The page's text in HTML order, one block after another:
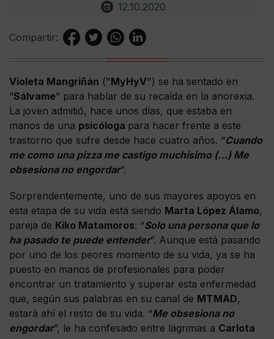
12.10.2020
Compartir:
Violeta Mangriñán ("MyHyV") se ha sentado en
“Sálvame” para hablar de su recaída en la anorexia.
La joven admitió, hace unos días, que estaba en
manos de una psicóloga para hacer frente a este
trastorno que sufre desde hace cuatro años. “Cuando
me como una pizza me castigo muchísimo (…) Me
obsesiona no engordar”.
Sorprendentemente, uno de sus mayores apoyos en
esta etapa de su vida está siendo Marta López Álamo,
pareja de Kiko Matamoros: “Solo una persona que lo
ha pasado te puede entender”. Aunque está pasando
por uno de los peores momento de su vida, ya se ha
puesto en manos de profesionales para poder
encontrar un tratamiento y superar esta enfermedad
que, según sus palabras en su canal de MTMAD,
estará ahí el resto de su vida. “Me obsesiona no
engordar”, le ha confesado entre lágrimas a Carlota